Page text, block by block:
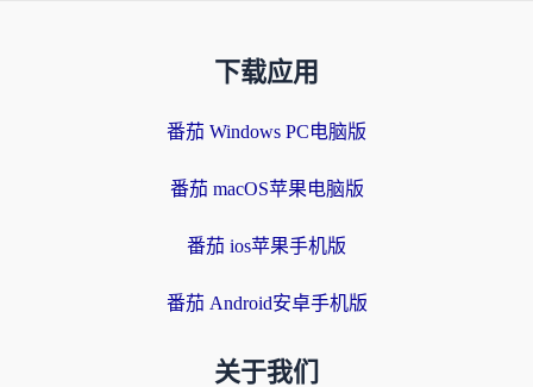
下载应用
番茄 Windows PC电脑版
番茄 macOS苹果电脑版
番茄 ios苹果手机版
番茄 Android安卓手机版
关于我们